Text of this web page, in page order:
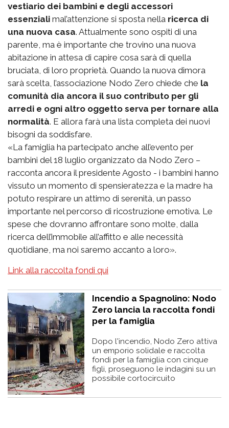
vestiario dei bambini e degli accessori
essenziali mal’attenzione si sposta nella ricerca di
una nuova casa. Attualmente sono ospiti di una
parente, ma è importante che trovino una nuova
abitazione in attesa di capire cosa sarà di quella
bruciata, di loro proprietà. Quando la nuova dimora
sarà scelta, l’associazione Nodo Zero chiede che la
comunità dia ancora il suo contributo per gli
arredi e ogni altro oggetto serva per tornare alla
normalità. E allora farà una lista completa dei nuovi
bisogni da soddisfare.
«La famiglia ha partecipato anche all’evento per
bambini del 18 luglio organizzato da Nodo Zero –
racconta ancora il presidente Agosto - i bambini hanno
vissuto un momento di spensieratezza e la madre ha
potuto respirare un attimo di serenità, un passo
importante nel percorso di ricostruzione emotiva. Le
spese che dovranno affrontare sono molte, dalla
ricerca dell’immobile all’affitto e alle necessità
quotidiane, ma noi saremo accanto a loro».
Link alla raccolta fondi qui
Incendio a Spagnolino: Nodo
Zero lancia la raccolta fondi
per la famiglia
Dopo l'incendio, Nodo Zero attiva
un emporio solidale e raccolta
fondi per la famiglia con cinque
figli, proseguono le indagini su un
possibile cortocircuito